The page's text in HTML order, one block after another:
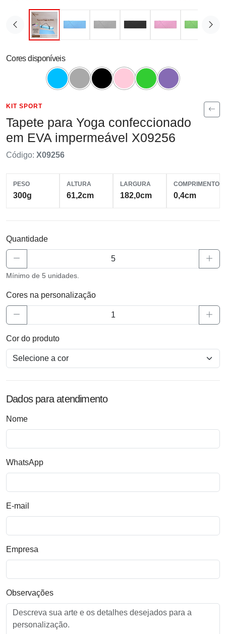
Cores disponíveis
KIT SPORT
Tapete para Yoga confeccionado
em EVA impermeável X09256
Código: X09256
PESO
300g
ALTURA
61,2cm
LARGURA
182,0cm
COMPRIMENTO
0,4cm
Quantidade
Mínimo de 5 unidades.
Cores na personalização
Cor do produto
Dados para atendimento
Nome
WhatsApp
E-mail
Empresa
Observações